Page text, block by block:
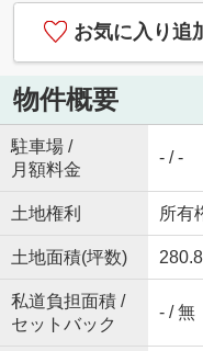
お気に入り追
物件概要
駐車場 /
月額料金
- / -
土地権利 所有
土地面積(坪数)
私道負担面積 /
セットバック
- / 無